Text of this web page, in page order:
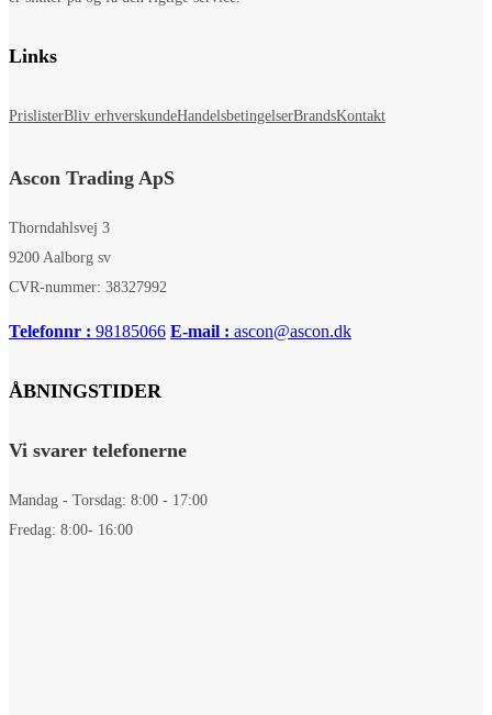
Links
PrislisterBliv erhverskundeHandelsbetingelserBrandsKontakt
Ascon Trading ApS
Thorndahlsvej 3
9200 Aalborg sv
CVR-nummer: 38327992
Telefonnr : 98185066 E-mail : ascon@ascon.dk
ÅBNINGSTIDER
Vi svarer telefonerne
Mandag - Torsdag: 8:00 - 17:00
Fredag: 8:00- 16:00